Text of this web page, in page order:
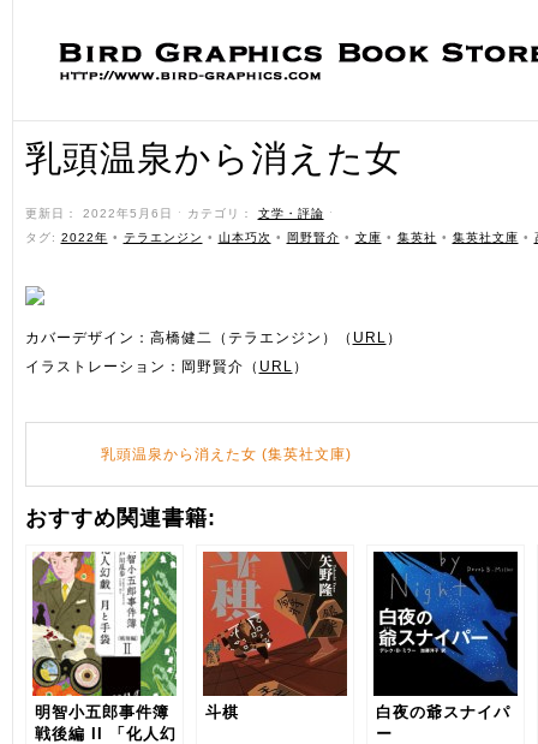
乳頭温泉から消えた女
更新日： 2022年5月6日 ˑ カテゴリ： 文学・評論 ˑ
タグ: 2022年 • テラエンジン • 山本巧次 • 岡野賢介 • 文庫 • 集英社 • 集英社文庫 •
カバーデザイン：高橋健二（テラエンジン）（ URL ）
イラストレーション：岡野賢介（ URL ）
乳頭温泉から消えた女 (集英社文庫)
おすすめ関連書籍:
明智小五郎事件簿
戦後編 II 「化人幻
斗棋
白夜の爺スナイパ
ー